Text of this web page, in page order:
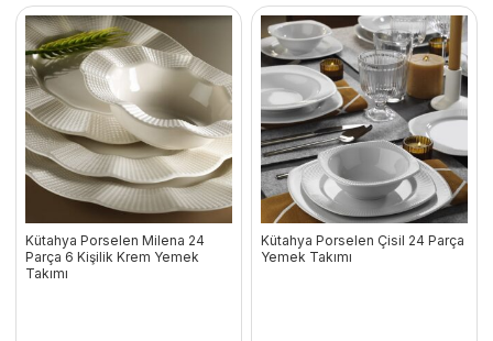
Kütahya Porselen Milena 24
Parça 6 Kişilik Krem Yemek
Takımı
Kütahya Porselen Çisil 24 Parça
Yemek Takımı